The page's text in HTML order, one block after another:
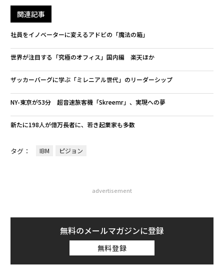
関連記事
社員をイノベーターに変えるアドビの「魔法の箱」
世界が注目する「究極のオフィス」国内編 楽天ほか
ザッカーバーグに学ぶ「ミレニアル世代」のリーダーシップ
NY-東京が53分 超音速旅客機「Skreemr」、実現への夢
新たに198人が億万長者に、若き起業家も多数
タグ： IBM ピジョン
advertisement
無料のメールマガジンに登録
無料登録